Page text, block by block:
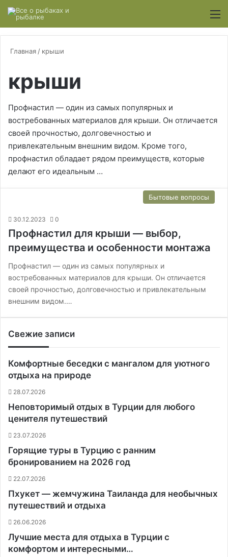
Главная / крыши
крыши
Профнастил — один из самых популярных и
востребованных материалов для крыши. Он отличается
своей прочностью, долговечностью и
привлекательным внешним видом. Кроме того,
профнастил обладает рядом преимуществ, которые
делают его идеальным …
Бытовые вопросы
30.12.2023 0
Профнастил для крыши — выбор,
преимущества и особенности монтажа
Профнастил — один из самых популярных и
востребованных материалов для крыши. Он отличается
своей прочностью, долговечностью и привлекательным
внешним видом.…
Свежие записи
Комфортные беседки с мангалом для уютного
отдыха на природе
28.07.2026
Неповторимый отдых в Турции для любого
ценителя путешествий
23.07.2026
Горящие туры в Турцию с ранним
бронированием на 2026 год
22.07.2026
Пхукет — жемчужина Таиланда для необычных
путешествий и отдыха
26.06.2026
Лучшие места для отдыха в Турции с
комфортом и интересными…